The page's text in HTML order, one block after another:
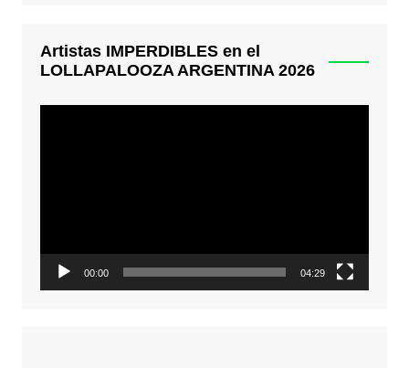
Artistas IMPERDIBLES en el
LOLLAPALOOZA ARGENTINA 2026
00:00 04:29